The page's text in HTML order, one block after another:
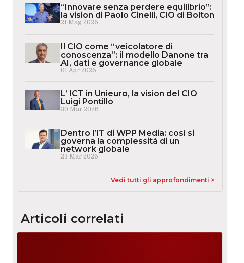
“Innovare senza perdere equilibrio”:
la vision di Paolo Cinelli, CIO di Bolton
21 Mag 2026
Il CIO come “veicolatore di
conoscenza”: il modello Danone tra
AI, dati e governance globale
01 Apr 2026
L’ ICT in Unieuro, la vision del CIO
Luigi Pontillo
30 Mar 2026
Dentro l’IT di WPP Media: così si
governa la complessità di un
network globale
23 Mar 2026
Vedi tutti gli approfondimenti >
Articoli correlati